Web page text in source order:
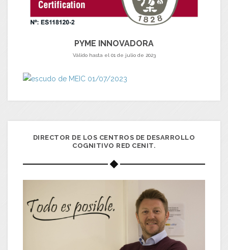
PYME INNOVADORA
Válido hasta el 01 de julio de 2023
DIRECTOR DE LOS CENTROS DE DESARROLLO
COGNITIVO RED CENIT.